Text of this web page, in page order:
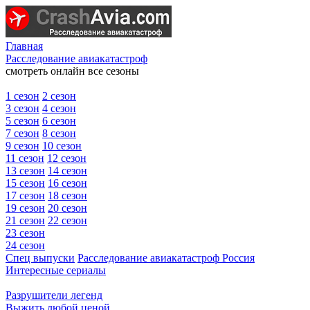
Главная
Расследование авиакатастроф
смотреть онлайн все сезоны
1 сезон 2 сезон
3 сезон 4 сезон
5 сезон 6 сезон
7 сезон 8 сезон
9 сезон 10 сезон
11 сезон 12 сезон
13 сезон 14 сезон
15 сезон 16 сезон
17 сезон 18 сезон
19 сезон 20 сезон
21 сезон 22 сезон
23 сезон
24 сезон
Спец выпуски Расследование авиакатастроф Россия
Интересные сериалы
Разрушители легенд
Выжить любой ценой